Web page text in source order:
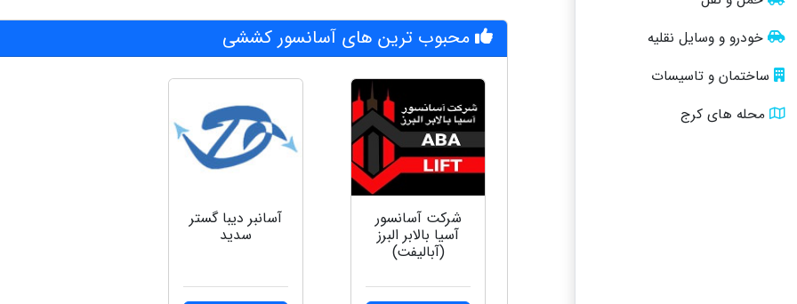
خودرو و وسایل نقلیه
ساختمان و تاسیسات
محله های کرج
محبوب ترین های آسانسور کششی
شرکت آسانسور
آسیا بالابر البرز
(آبالیفت)
آسانبر دیبا گستر
سدید